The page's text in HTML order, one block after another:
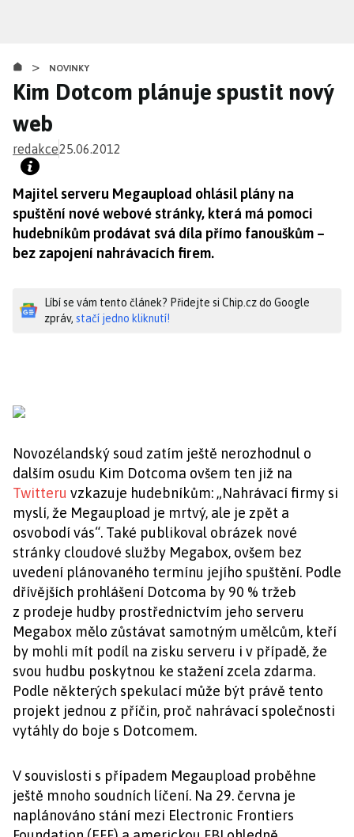
obsahu
> NOVINKY
Kim Dotcom plánuje spustit nový
web
redakce25.06.2012
Majitel serveru Megaupload ohlásil plány na
spuštění nové webové stránky, která má pomoci
hudebníkům prodávat svá díla přímo fanouškům –
bez zapojení nahrávacích firem.
Líbí se vám tento článek? Přidejte si Chip.cz do Google
zpráv, stačí jedno kliknutí!
Novozélandský soud zatím ještě nerozhodnul o
dalším osudu Kim Dotcoma ovšem ten již na
Twitteru vzkazuje hudebníkům: „Nahrávací firmy si
myslí, že Megaupload je mrtvý, ale je zpět a
osvobodí vás“. Také publikoval obrázek nové
stránky cloudové služby Megabox, ovšem bez
uvedení plánovaného termínu jejího spuštění. Podle
dřívějších prohlášení Dotcoma by 90 % tržeb
z prodeje hudby prostřednictvím jeho serveru
Megabox mělo zůstávat samotným umělcům, kteří
by mohli mít podíl na zisku serveru i v případě, že
svou hudbu poskytnou ke stažení zcela zdarma.
Podle některých spekulací může být právě tento
projekt jednou z příčin, proč nahrávací společnosti
vytáhly do boje s Dotcomem.
V souvislosti s případem Megaupload proběhne
ještě mnoho soudních líčení. Na 29. června je
naplánováno stání mezi Electronic Frontiers